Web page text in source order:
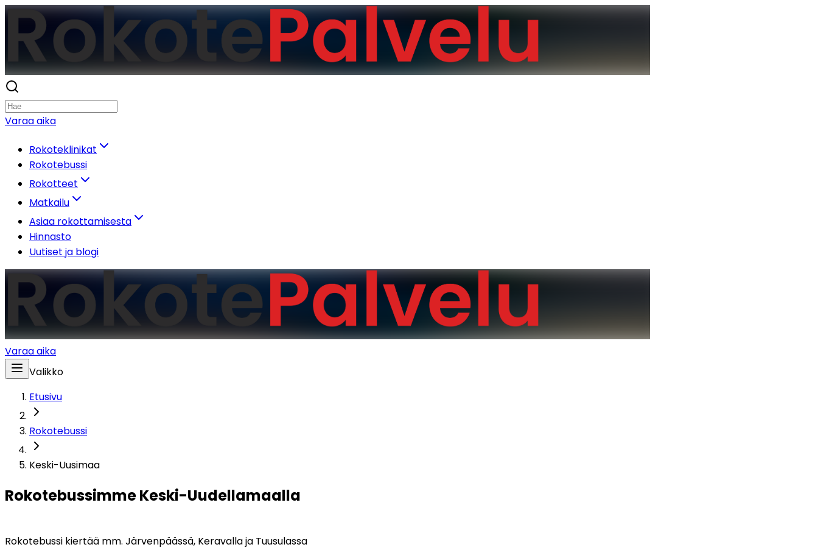
Varaa aika
Rokoteklinikat
Rokotebussi
Rokotteet
Matkailu
Asiaa rokottamisesta
Hinnasto
Uutiset ja blogi
Varaa aika
Valikko
Etusivu
Rokotebussi
Keski-Uusimaa
Rokotebussimme Keski-Uudellamaalla
Rokotebussi kiertää mm. Järvenpäässä, Keravalla ja Tuusulassa